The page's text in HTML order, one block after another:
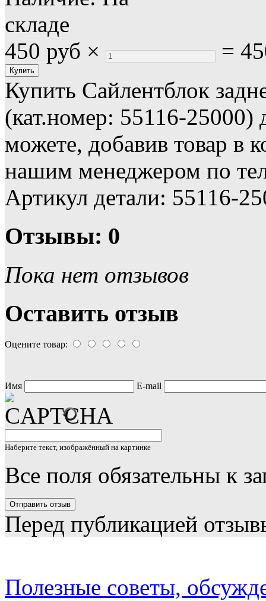
складе
450 руб × =
Купить Сайлентблок
(кат.номер: 55116-
можете, добавив товар в
нашим менеджером по
Артикул детали: 55116-
Отзывы: 0
Пока нет отзывов
Оставить отзыв
Оцените товар:
Имя E-mail
Наберите текст, изображённый на картинке
Все поля обязательны к
Перед публикацией
Полезные советы,